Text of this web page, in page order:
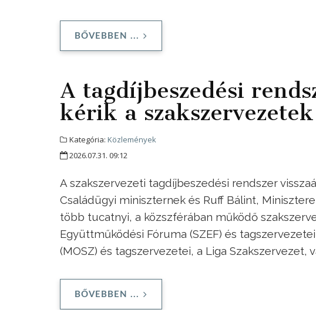
BŐVEBBEN ...
A tagdíjbeszedési
kérik a szakszervezetek
Kategória: Közlemények
2026.07.31. 09:12
A szakszervezeti tagdíjbeszedési rendszer
Családügyi miniszternek és Ruff Bálint,
több tucatnyi, a közszférában működő
Együttműködési Fóruma (SZEF) és
(MOSZ) és tagszervezetei, a Liga Szakszervezet,
BŐVEBBEN ...